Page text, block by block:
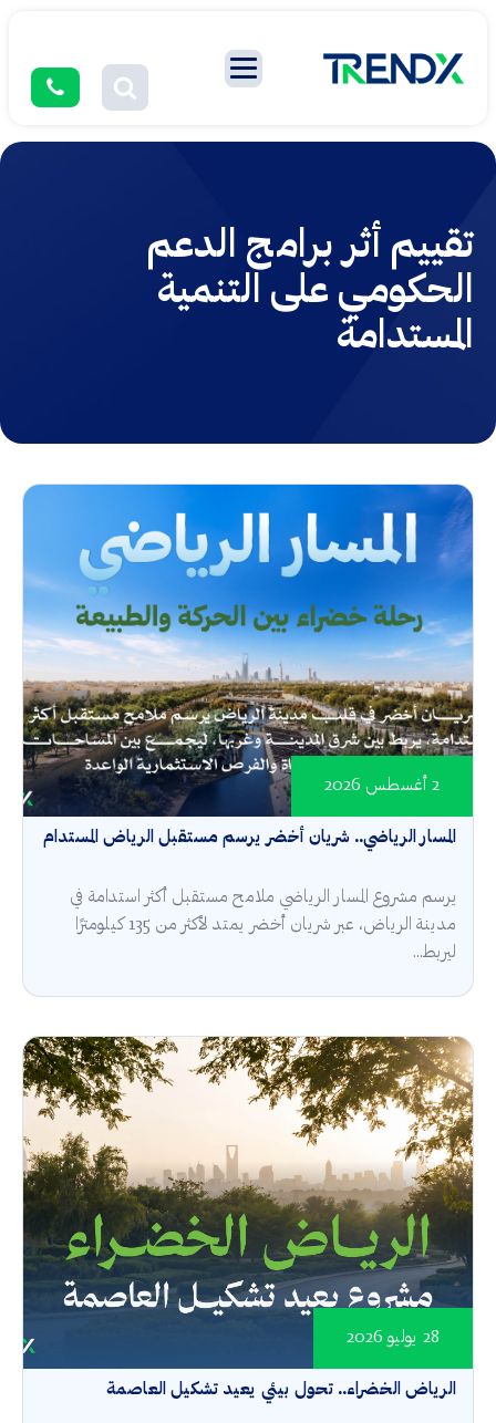
تقييم أثر برامج الدعم
الحكومي على التنمية
المستدامة
المسار الرياضي.. شريان أخضر يرسم مستقبل الرياض المستدام
2 أغسطس 2026
يرسم مشروع المسار الرياضي ملامح مستقبل أكثر استدامة في
مدينة الرياض، عبر شريان أخضر يمتد لأكثر من 135 كيلومترًا
ليربط...
الرياض الخضراء.. تحول بيئي يعيد تشكيل العاصمة
28 يوليو 2026